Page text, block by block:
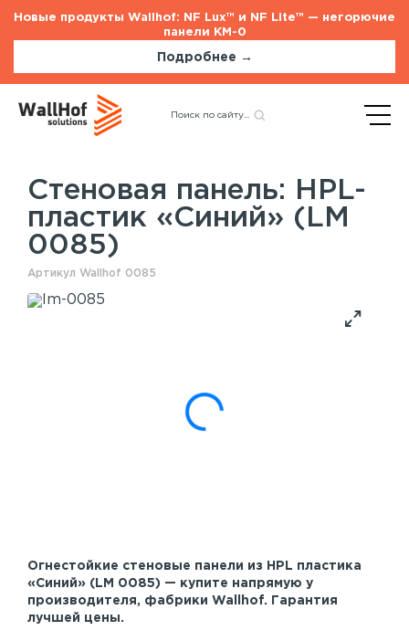
Новые продукты Wallhof: NF Lux™ и NF Lite™ — негорючие
панели КМ-0
Подробнее →
Стеновые панели
Шпонированные панели
Акустические панели
Панели с полимерным покрытием
Шпонированные панели
Услуги
Монтаж акустических панелей
Назад
Стеновые панели
Стеновая панель: HPL-
пластик «Синий» (LM
0085)
Артикул Wallhof 0085
Огнестойкие стеновые панели из HPL пластика
«Синий» (LM 0085) — купите напрямую у
производителя, фабрики Wallhof. Гарантия
лучшей цены.